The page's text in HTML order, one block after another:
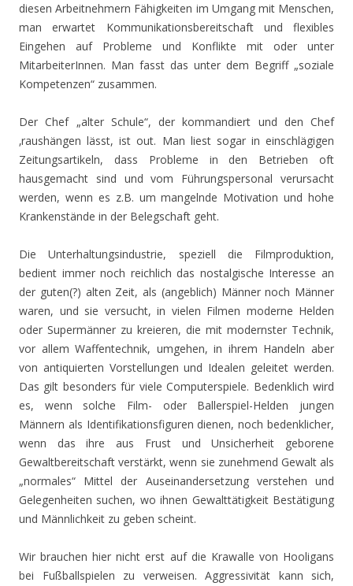
diesen Arbeitnehmern Fähigkeiten im Umgang mit Menschen,
man erwartet Kommunikationsbereitschaft und flexibles
Eingehen auf Probleme und Konflikte mit oder unter
MitarbeiterInnen. Man fasst das unter dem Begriff „soziale
Kompetenzen“ zusammen.
Der Chef „alter Schule“, der kommandiert und den Chef
‚raushängen lässt, ist out. Man liest sogar in einschlägigen
Zeitungsartikeln, dass Probleme in den Betrieben oft
hausgemacht sind und vom Führungspersonal verursacht
werden, wenn es z.B. um mangelnde Motivation und hohe
Krankenstände in der Belegschaft geht.
Die Unterhaltungsindustrie, speziell die Filmproduktion,
bedient immer noch reichlich das nostalgische Interesse an
der guten(?) alten Zeit, als (angeblich) Männer noch Männer
waren, und sie versucht, in vielen Filmen moderne Helden
oder Supermänner zu kreieren, die mit modernster Technik,
vor allem Waffentechnik, umgehen, in ihrem Handeln aber
von antiquierten Vorstellungen und Idealen geleitet werden.
Das gilt besonders für viele Computerspiele. Bedenklich wird
es, wenn solche Film- oder Ballerspiel-Helden jungen
Männern als Identifikationsfiguren dienen, noch bedenklicher,
wenn das ihre aus Frust und Unsicherheit geborene
Gewaltbereitschaft verstärkt, wenn sie zunehmend Gewalt als
„normales“ Mittel der Auseinandersetzung verstehen und
Gelegenheiten suchen, wo ihnen Gewalttätigkeit Bestätigung
und Männlichkeit zu geben scheint.
Wir brauchen hier nicht erst auf die Krawalle von Hooligans
bei Fußballspielen zu verweisen. Aggressivität kann sich,